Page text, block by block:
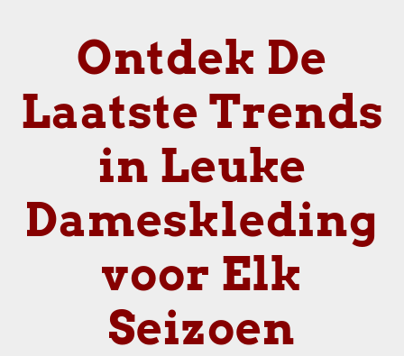
Ontdek De
Laatste Trends
in Leuke
Dameskleding
voor Elk
Seizoen